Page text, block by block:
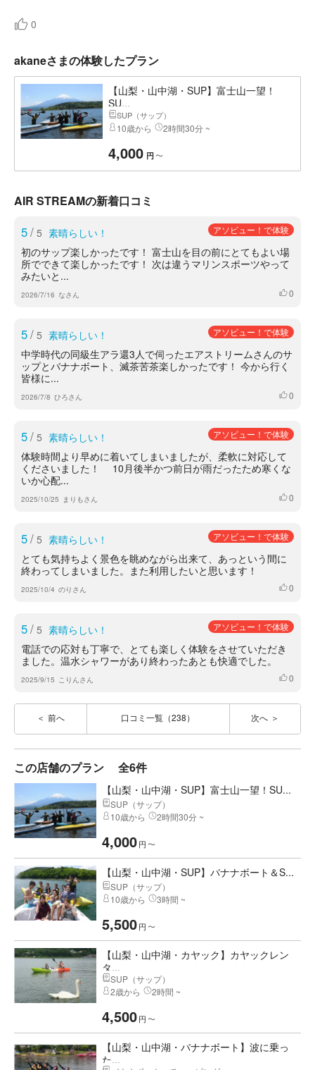
0
akaneさまの体験したプラン
【山梨・山中湖・SUP】富士山一望！
SU...
SUP（サップ）
10歳から 2時間30分 ~
4,000 円 〜
AIR STREAMの新着口コミ
5/ 5 素晴らしい！ アソビュー！で体験
初のサップ楽しかったです！ 富士山を目の前にとてもよい場
所でできて楽しかったです！ 次は違うマリンスポーツやって
みたいと...
2026/7/16 なさん いいね
0
5/ 5 素晴らしい！ アソビュー！で体験
中学時代の同級生アラ還3人で伺ったエアストリームさんのサ
ップとバナナボート、滅茶苦茶楽しかったです！ 今から行く
皆様に...
2026/7/8 ひろさん いいね
0
5/ 5 素晴らしい！ アソビュー！で体験
体験時間より早めに着いてしまいましたが、柔軟に対応して
くださいました！ 10月後半かつ前日が雨だったため寒くな
いか心配...
2025/10/25 まりもさん いいね
0
5/ 5 素晴らしい！ アソビュー！で体験
とても気持ちよく景色を眺めながら出来て、あっという間に
終わってしまいました。また利用したいと思います！
2025/10/4 のりさん いいね
0
5/ 5 素晴らしい！ アソビュー！で体験
電話での応対も丁寧で、とても楽しく体験をさせていただき
ました。温水シャワーがあり終わったあとも快適でした。
2025/9/15 こりんさん いいね
0
前へ 口コミ一覧（238） 次へ
この店舗のプラン 全6件
【山梨・山中湖・SUP】富士山一望！SU...
SUP（サップ）
10歳から
2時間30分 ~
4,000円 〜
【山梨・山中湖・SUP】バナナボート＆S...
SUP（サップ）
10歳から
3時間 ~
5,500円 〜
【山梨・山中湖・カヤック】カヤックレン
タ...
SUP（サップ）
2歳から
2時間 ~
4,500円 〜
【山梨・山中湖・バナナボート】波に乗っ
た...